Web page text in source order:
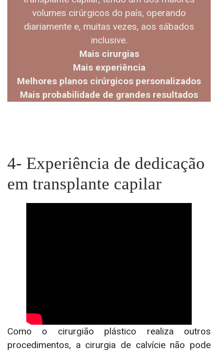
volumes cirúrgicos do país, operando
diariamente e, muitas vezes, aos sábados
inclusive.
Mais cirurgias
Mais experiência
Melhores planos cirúrgicos personalizados
Mais probabilidade de grandes resultados
4- Experiência de dedicação
em transplante capilar
Como o cirurgião plástico realiza outros
procedimentos, a cirurgia de calvície não pode